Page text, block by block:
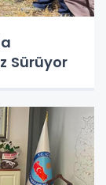
Sürüyor